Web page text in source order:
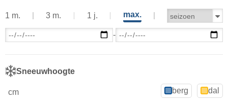
1 m. 3 m. 1 j. max.
-
Sneeuwhoogte
cm berg dal